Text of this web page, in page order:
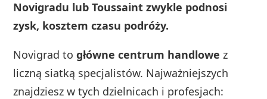
Novigradu lub Toussaint zwykle podnosi
zysk, kosztem czasu podróży.
Novigrad togłówne centrum handlowe z
liczną siatką specjalistów. Najważniejszych
znajdziesz w tych dzielnicach i profesjach: